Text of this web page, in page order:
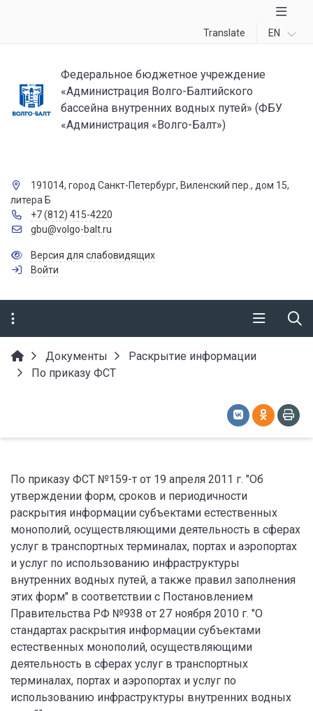
Translate EN
Федеральное бюджетное учреждение
«Администрация Волго-Балтийского
бассейна внутренних водных путей» (ФБУ
«Администрация «Волго-Балт»)
191014, город Санкт-Петербург, Виленский пер., дом 15,
литера Б
+7 (812) 415-4220
gbu@volgo-balt.ru
Версия для слабовидящих
Войти
Документы
Раскрытие информации
По приказу ФСТ
По приказу ФСТ №159-т от 19 апреля 2011 г. "Об
утверждении форм, сроков и периодичности
раскрытия информации субъектами естественных
монополий, осуществляющими деятельность в сферах
услуг в транспортных терминалах, портах и аэропортах
и услуг по использованию инфраструктуры
внутренних водных путей, а также правил заполнения
этих форм" в соответствии с Постановлением
Правительства РФ №938 от 27 ноября 2010 г. "О
стандартах раскрытия информации субъектами
естественных монополий, осуществляющими
деятельность в сферах услуг в транспортных
терминалах, портах и аэропортах и услуг по
использованию инфраструктуры внутренних водных